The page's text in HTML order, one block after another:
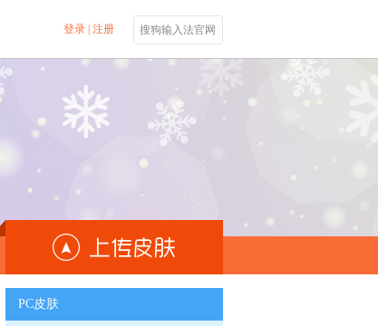
登录| 注册 搜狗输入法官网
PC皮肤